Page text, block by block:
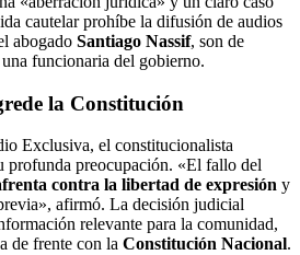
cautelar prohíbe la difusión de audios
abogado Santiago Nassif, son de
funcionaria del gobierno.
la Constitución
Exclusiva, el constitucionalista
profunda preocupación. «El fallo del
contra la libertad de expresión y
afirmó. La decisión judicial
relevante para la comunidad,
de frente con la Constitución Nacional.